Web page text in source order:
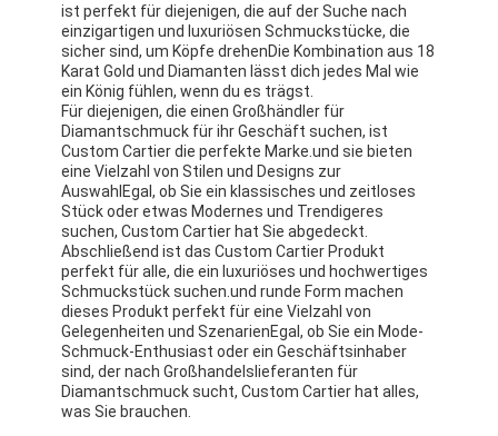
Über uns
Werksbesichtigung
Qualitätskontrolle
Neuigkeiten
Rechtssachen
Blog
Bitte um ein Angebot
18k Gold Zubehör
ist perfekt für diejenigen, die auf der Suche nach
einzigartigen und luxuriösen Schmuckstücke, die
sicher sind, um Köpfe drehenDie Kombination aus 18
Karat Gold und Diamanten lässt dich jedes Mal wie
ein König fühlen, wenn du es trägst.
Für diejenigen, die einen Großhändler für
Diamantschmuck für ihr Geschäft suchen, ist
Custom Cartier die perfekte Marke.und sie bieten
eine Vielzahl von Stilen und Designs zur
AuswahlEgal, ob Sie ein klassisches und zeitloses
Stück oder etwas Modernes und Trendigeres
suchen, Custom Cartier hat Sie abgedeckt.
Abschließend ist das Custom Cartier Produkt
perfekt für alle, die ein luxuriöses und hochwertiges
Schmuckstück suchen.und runde Form machen
dieses Produkt perfekt für eine Vielzahl von
Gelegenheiten und SzenarienEgal, ob Sie ein Mode-
Schmuck-Enthusiast oder ein Geschäftsinhaber
sind, der nach Großhandelslieferanten für
Diamantschmuck sucht, Custom Cartier hat alles,
was Sie brauchen.